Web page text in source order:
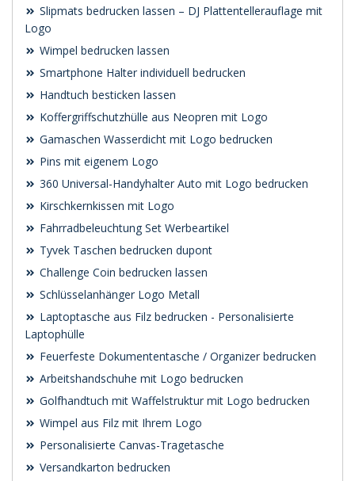
Slipmats bedrucken lassen – DJ Plattentellerauflage mit
Logo
Wimpel bedrucken lassen
Smartphone Halter individuell bedrucken
Handtuch besticken lassen
Koffergriffschutzhülle aus Neopren mit Logo
Gamaschen Wasserdicht mit Logo bedrucken
Pins mit eigenem Logo
360 Universal-Handyhalter Auto mit Logo bedrucken
Kirschkernkissen mit Logo
Fahrradbeleuchtung Set Werbeartikel
Tyvek Taschen bedrucken dupont
Challenge Coin bedrucken lassen
Schlüsselanhänger Logo Metall
Laptoptasche aus Filz bedrucken - Personalisierte
Laptophülle
Feuerfeste Dokumententasche / Organizer bedrucken
Arbeitshandschuhe mit Logo bedrucken
Golfhandtuch mit Waffelstruktur mit Logo bedrucken
Wimpel aus Filz mit Ihrem Logo
Personalisierte Canvas-Tragetasche
Versandkarton bedrucken